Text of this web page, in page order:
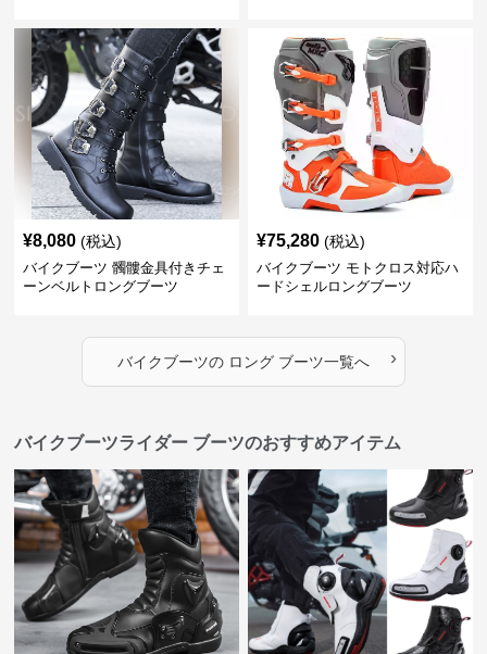
¥8,080 (税込)
バイクブーツ 髑髏金具付きチェ
ーンベルトロングブーツ
¥75,280 (税込)
バイクブーツ モトクロス対応ハ
ードシェルロングブーツ
バイクブーツのロング ブーツ一覧へ ›
バイクブーツライダー ブーツのおすすめアイテム